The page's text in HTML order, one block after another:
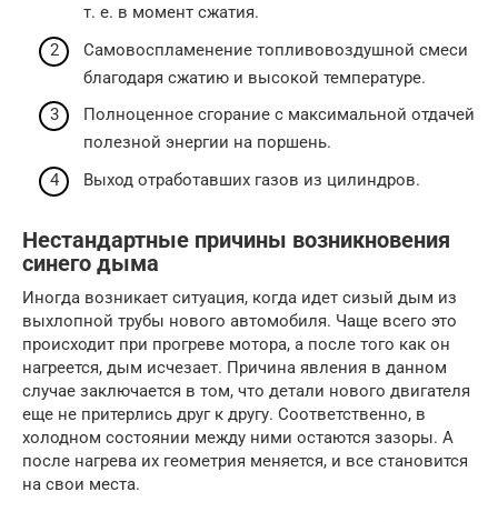
т. е. в момент сжатия.
Самовоспламенение топливовоздушной смеси
благодаря сжатию и высокой температуре.
Полноценное сгорание с максимальной отдачей
полезной энергии на поршень.
Выход отработавших газов из цилиндров.
Нестандартные причины возникновения
синего дыма
Иногда возникает ситуация, когда идет сизый дым из
выхлопной трубы нового автомобиля. Чаще всего это
происходит при прогреве мотора, а после того как он
нагреется, дым исчезает. Причина явления в данном
случае заключается в том, что детали нового двигателя
еще не притерлись друг к другу. Соответственно, в
холодном состоянии между ними остаются зазоры. А
после нагрева их геометрия меняется, и все становится
на свои места.